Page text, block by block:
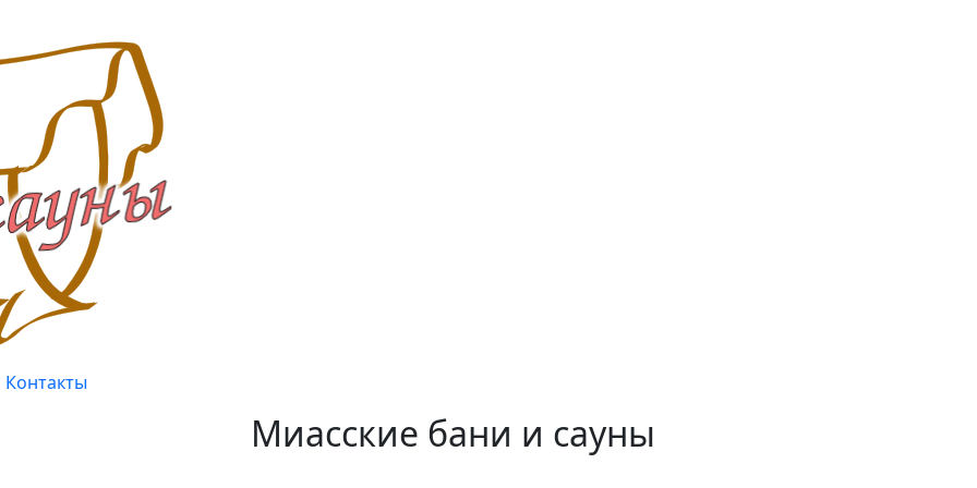
Контакты
Миасские бани и сауны